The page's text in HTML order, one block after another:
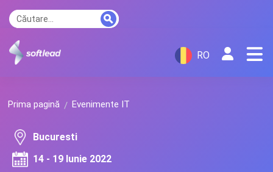
RO
Prima pagină Evenimente IT
Bucuresti
14 - 19 Iunie 2022